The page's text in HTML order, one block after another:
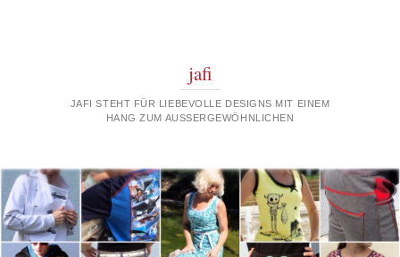
jafi
JAFI STEHT FÜR LIEBEVOLLE DESIGNS MIT EINEM
HANG ZUM AUSSERGEWÖHNLICHEN